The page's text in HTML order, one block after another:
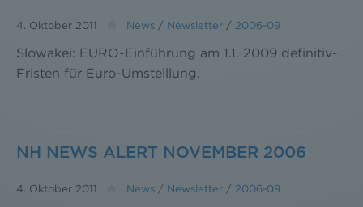
4. Oktober 2011 News / Newsletter / 2006-09
Slowakei: EURO-Einführung am 1.1. 2009 definitiv-
Fristen für Euro-Umstelllung.
NH NEWS ALERT NOVEMBER 2006
4. Oktober 2011 News / Newsletter / 2006-09